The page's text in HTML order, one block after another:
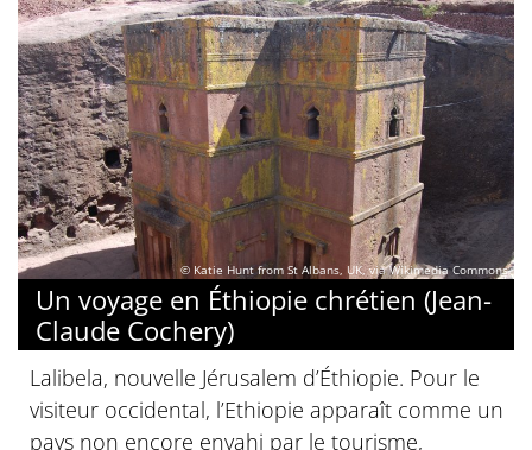
© Katie Hunt from St Albans, UK, via Wikimedia Commons
Un voyage en Éthiopie chrétien (Jean-
Claude Cochery)
Lalibela, nouvelle Jérusalem d’Éthiopie. Pour le
visiteur occidental, l’Ethiopie apparaît comme un
pays non encore envahi par le tourisme,